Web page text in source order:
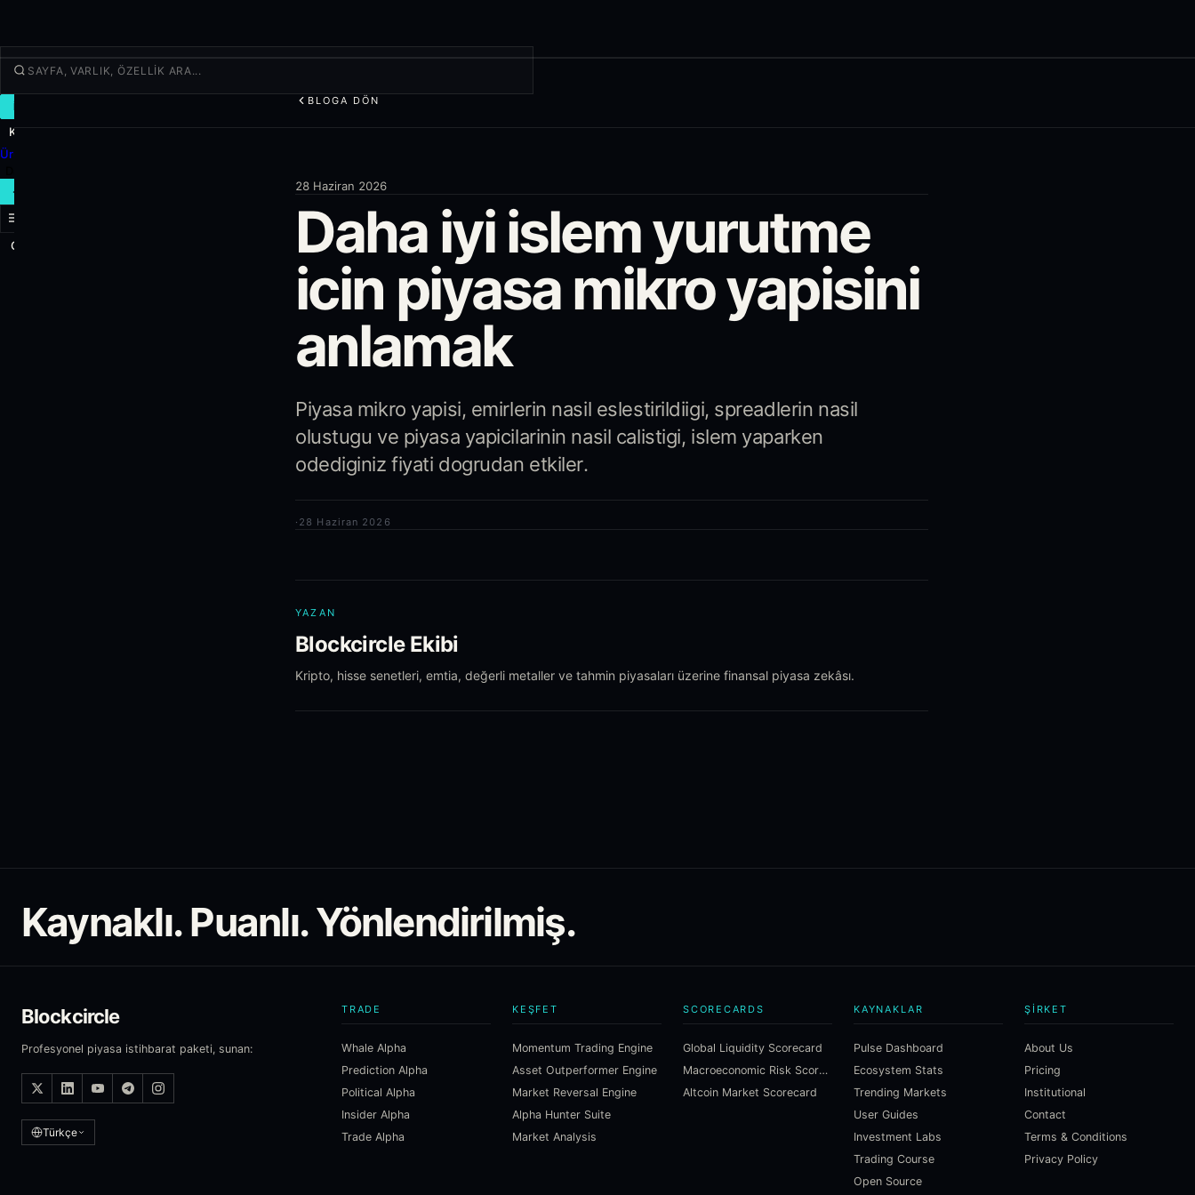
İŞLEM
Keşfet
Ürünler
Giriş yap
BLOGA DÖN
28 Haziran 2026
Daha iyi islem yurutme
icin piyasa mikro yapisini
anlamak
Piyasa mikro yapisi, emirlerin nasil eslestirildiigi, spreadlerin nasil
olustugu ve piyasa yapicilarinin nasil calistigi, islem yaparken
odediginiz fiyati dogrudan etkiler.
· 28 Haziran 2026
YAZAN
Blockcircle Ekibi
Kripto, hisse senetleri, emtia, değerli metaller ve tahmin piyasaları üzerine finansal piyasa zekâsı.
Kaynaklı. Puanlı. Yönlendirilmiş.
Blockcircle
Profesyonel piyasa istihbarat paketi, sunan:
Türkçe
TRADE
Whale Alpha
Prediction Alpha
Political Alpha
Insider Alpha
Trade Alpha
KEŞFET
Momentum Trading Engine
Asset Outperformer Engine
Market Reversal Engine
Alpha Hunter Suite
Market Analysis
SCORECARDS
Global Liquidity Scorecard
Macroeconomic Risk Scorecard
Altcoin Market Scorecard
KAYNAKLAR
Pulse Dashboard
Ecosystem Stats
Trending Markets
User Guides
Investment Labs
Trading Course
Open Source
ŞIRKET
About Us
Pricing
Institutional
Contact
Terms & Conditions
Privacy Policy